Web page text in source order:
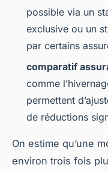
possible via un
exclusive ou un
par certains
comparatif
comme
permettent
de réductions
On estime qu’une
environ trois fois